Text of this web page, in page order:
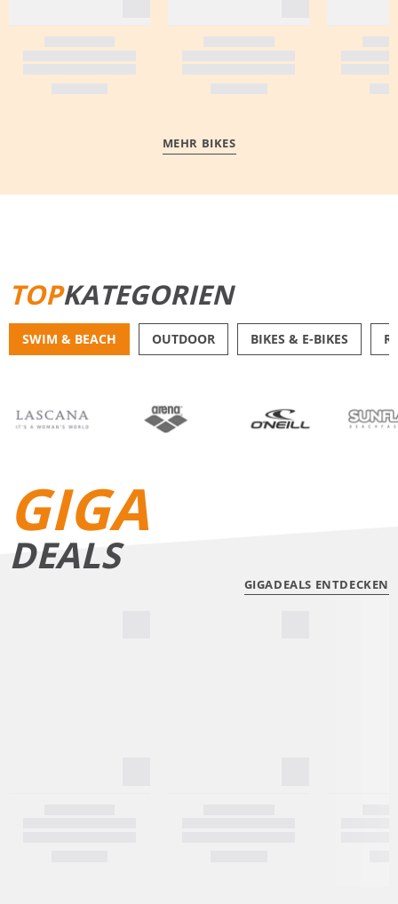
MEHR BIKES
TOPKATEGORIEN
SWIM & BEACH OUTDOOR BIKES & E-BIKES
GIGA
DEALS
GIGADEALS ENTDECKEN